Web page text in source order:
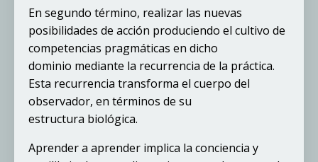
En segundo término, realizar las nuevas
posibilidades de acción produciendo el cultivo de
competencias pragmáticas en dicho
dominio mediante la recurrencia de la práctica.
Esta recurrencia transforma el cuerpo del
observador, en términos de su
estructura biológica.
Aprender a aprender implica la conciencia y